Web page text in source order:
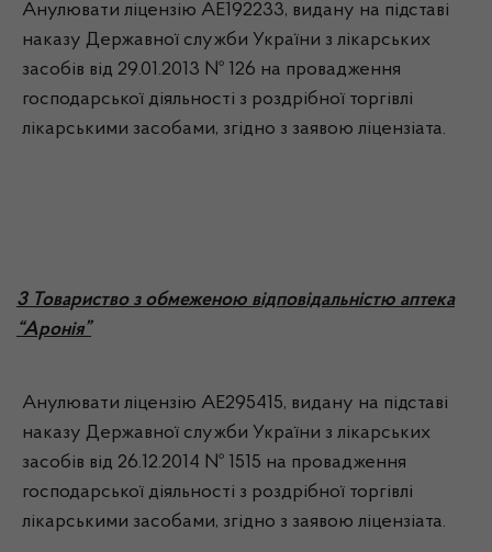
Анулювати ліцензію АЕ192233, видану на підставі
наказу Державної служби України з лікарських
засобів від 29.01.2013 № 126 на провадження
господарської діяльності з роздрібної торгівлі
лікарськими засобами, згідно з заявою ліцензіата.
3 Товариство з обмеженою відповідальністю аптека
“Аронія”
Анулювати ліцензію АЕ295415, видану на підставі
наказу Державної служби України з лікарських
засобів від 26.12.2014 № 1515 на провадження
господарської діяльності з роздрібної торгівлі
лікарськими засобами, згідно з заявою ліцензіата.